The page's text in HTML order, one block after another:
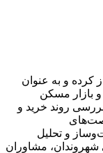
خود را آغاز کرده و به عنوان
بازار مسکن
روند خرید و
و تحلیل
شهروندان، مشاوران